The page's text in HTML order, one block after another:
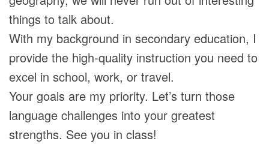
things to talk about.
With my background in secondary education, I
provide the high-quality instruction you need to
excel in school, work, or travel.
Your goals are my priority. Let’s turn those
language challenges into your greatest
strengths. See you in class!